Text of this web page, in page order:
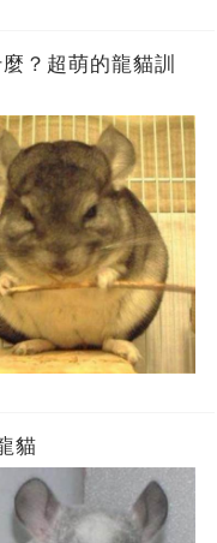
？超萌的龍貓訓
貓